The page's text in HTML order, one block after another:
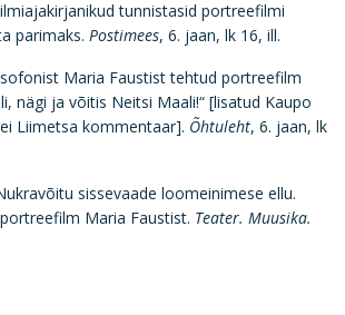
tunnistasid portreefilmi
parimaks. Postimees, 6. jaan, lk 16, ill.
Maria Faustist tehtud portreefilm
nägi ja võitis Neitsi Maali!“ [lisatud Kaupo
Liimetsa kommentaar]. Õhtuleht, 6. jaan, lk
sissevaade loomeinimese ellu.
Maria Faustist. Teater. Muusika.